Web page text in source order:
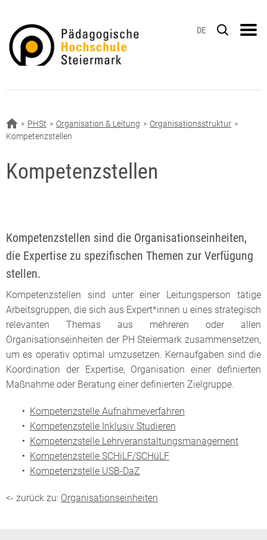
DE
PHSt Organisation & Leitung
Organisationsstruktur
Kompetenzstellen
Kompetenzstellen
Kompetenzstellen sind die Organisationseinheiten,
die Expertise zu spezifischen Themen zur Verfügung
stellen.
Kompetenzstellen sind unter einer Leitungsperson tätige
Arbeitsgruppen, die sich aus Expert*innen u eines strategisch
relevanten Themas aus mehreren oder allen
Organisationseinheiten der PH Steiermark zusammensetzen,
um es operativ optimal umzusetzen. Kernaufgaben sind die
Koordination der Expertise, Organisation einer definierten
Maßnahme oder Beratung einer definierten Zielgruppe.
Kompetenzstelle Aufnahmeverfahren
Kompetenzstelle Inklusiv Studieren
Kompetenzstelle Lehrveranstaltungsmanagement
Kompetenzstelle SCHiLF/SCHüLF
Kompetenzstelle USB-DaZ
<- zurück zu: Organisationseinheiten